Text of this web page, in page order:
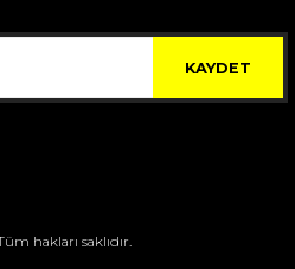
KAYDET
hakları saklıdır.